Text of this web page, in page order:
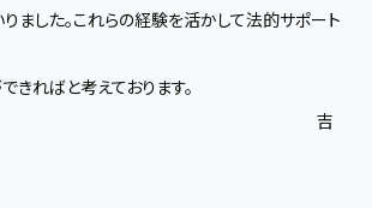
ました。これらの経験を活かして法的サポート
ればと考えております。
吉